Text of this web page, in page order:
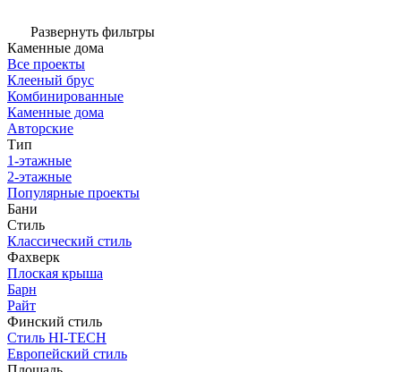
Развернуть фильтры
Каменные дома
Все проекты
Клееный брус
Комбинированные
Каменные дома
Авторские
Тип
1-этажные
2-этажные
Популярные проекты
Бани
Стиль
Классический стиль
Фахверк
Плоская крыша
Барн
Райт
Финский стиль
Стиль HI-TECH
Европейский стиль